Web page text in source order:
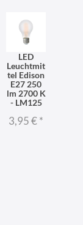
LED
Leuchtmit
tel Edison
E27 250
lm 2700 K
- LM125
3,95 €*